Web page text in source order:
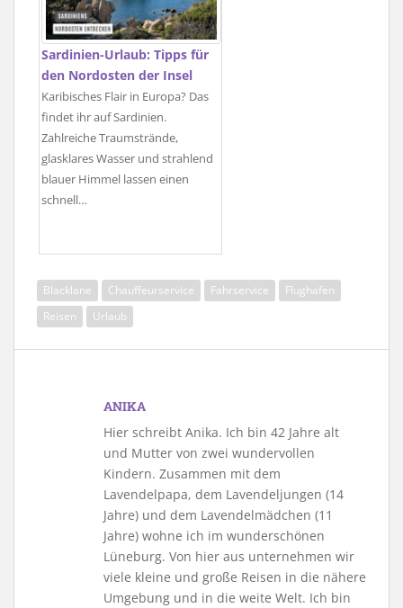
Sardinien-Urlaub: Tipps für
den Nordosten der Insel
Karibisches Flair in Europa? Das
findet ihr auf Sardinien.
Zahlreiche Traumstrände,
glasklares Wasser und strahlend
blauer Himmel lassen einen
schnell…
Blacklane Chauffeurservice Fahrservice
Flughafen
Reisen
Urlaub
ANIKA
Hier schreibt Anika. Ich bin 42 Jahre alt
und Mutter von zwei wundervollen
Kindern. Zusammen mit dem
Lavendelpapa, dem Lavendeljungen (14
Jahre) und dem Lavendelmädchen (11
Jahre) wohne ich im wunderschönen
Lüneburg. Von hier aus unternehmen wir
viele kleine und große Reisen in die nähere
Umgebung und in die weite Welt. Ich bin